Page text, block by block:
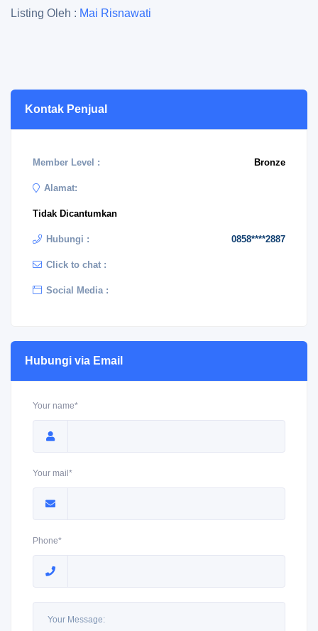
Listing Oleh : Mai Risnawati
Kontak Penjual
Member Level : Bronze
Alamat:
Tidak Dicantumkan
Hubungi : 0858****2887
Click to chat :
Social Media :
Hubungi via Email
Your name*
Your mail*
Phone*